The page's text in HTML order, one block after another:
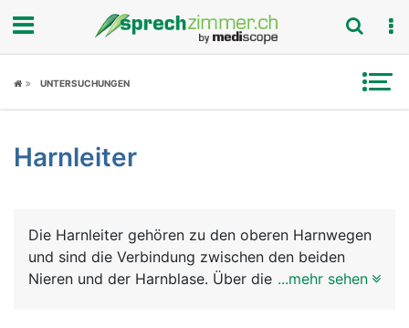
Fokus
Symptome
News
UNTERSUCHUNGEN
Harnleiter
Die Harnleiter gehören zu den oberen Harnwegen
und sind die Verbindung zwischen den beiden
Nieren und der Harnblase. Über die Harnleiter
...mehr sehen